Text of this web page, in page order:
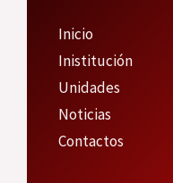
Inicio
Inistitución
Unidades
Noticias
Contactos